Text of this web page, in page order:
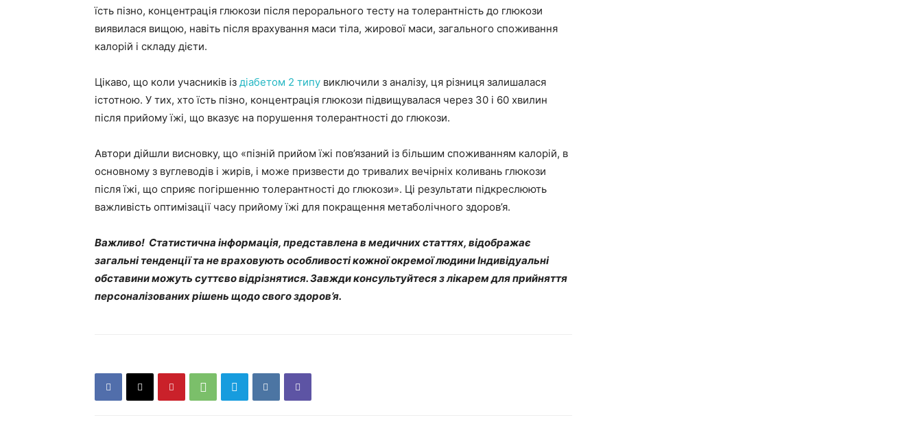
їсть пізно, концентрація глюкози після перорального тесту на толерантність до глюкози
виявилася вищою, навіть після врахування маси тіла, жирової маси, загального споживання
калорій і складу дієти.
Цікаво, що коли учасників із діабетом 2 типу виключили з аналізу, ця різниця залишалася
істотною. У тих, хто їсть пізно, концентрація глюкози підвищувалася через 30 і 60 хвилин
після прийому їжі, що вказує на порушення толерантності до глюкози.
Автори дійшли висновку, що «пізній прийом їжі пов’язаний із більшим споживанням калорій, в
основному з вуглеводів і жирів, і може призвести до тривалих вечірніх коливань глюкози
після їжі, що сприяє погіршенню толерантності до глюкози». Ці результати підкреслюють
важливість оптимізації часу прийому їжі для покращення метаболічного здоров’я.
Важливо! Статистична інформація, представлена в медичних статтях, відображає
загальні тенденції та не враховують особливості кожної окремої людини Індивідуальні
обставини можуть суттєво відрізнятися. Завжди консультуйтеся з лікарем для прийняття
персоналізованих рішень щодо свого здоров’я.